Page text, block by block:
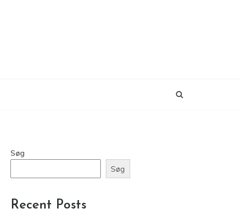
Søg
Søg
Recent Posts